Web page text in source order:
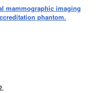
mammographic imaging
phantom.